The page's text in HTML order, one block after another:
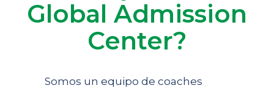
Global Admission
Center?
Somos un equipo de coaches